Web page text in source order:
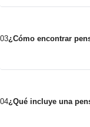
03¿Cómo encontrar
04¿Qué incluye una